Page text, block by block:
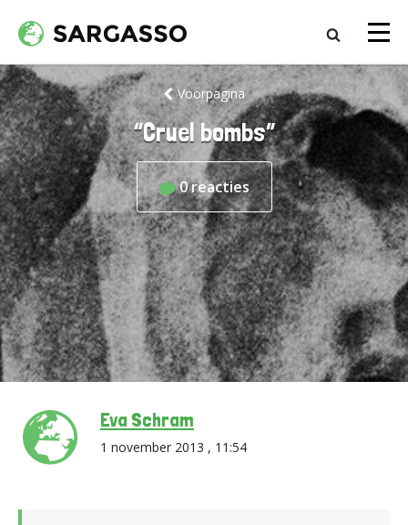
Voorpagina
“Cruel bombs”
0reacties
Eva Schram
1 november 2013 , 11:54